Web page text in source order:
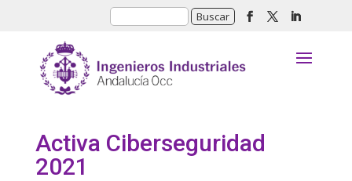
Activa Ciberseguridad
2021